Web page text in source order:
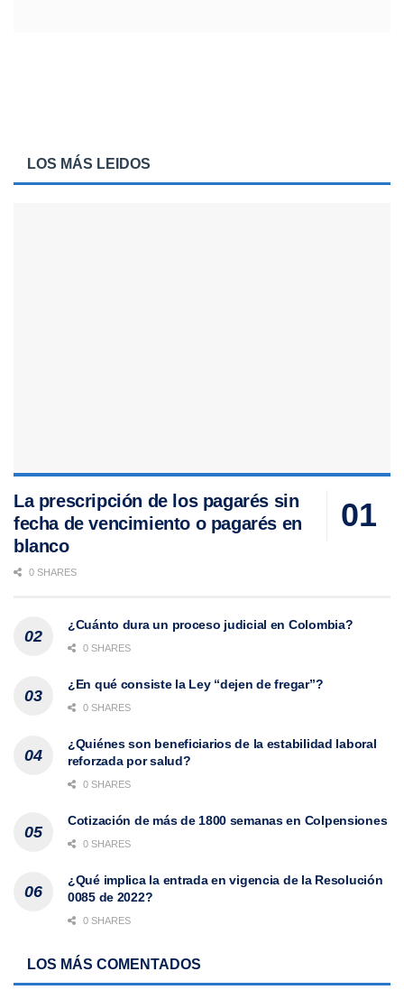
LOS MÁS LEIDOS
La prescripción de los pagarés sin
fecha de vencimiento o pagarés en
blanco
0 SHARES
¿Cuánto dura un proceso judicial en Colombia?
0 SHARES
¿En qué consiste la Ley “dejen de fregar”?
0 SHARES
¿Quiénes son beneficiarios de la estabilidad laboral
reforzada por salud?
0 SHARES
Cotización de más de 1800 semanas en Colpensiones
0 SHARES
¿Qué implica la entrada en vigencia de la Resolución
0085 de 2022?
0 SHARES
LOS MÁS COMENTADOS